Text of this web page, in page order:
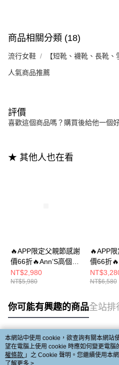
商品相關分類 (18)
流行女鞋 【短靴、襪靴、長靴、
人氣商品推薦
評價
喜歡這個商品嗎？購買後給他一個
★ 其他人也在看
🔥APP限定父親節感謝
價66折🔥Ann’S高個子
女孩-8孔綁帶飛織拼接
真皮牛皮平底短靴
NT$2,980
NT$5,980
🔥APP
價66折
女孩-側
帶頂級牛
NT$6,580
你可能有興趣的商品全站排
熱門標籤
本網站中使用 cookie，欲查詢有關本網站
望在電腦上使用 cookie 時應如何變更電腦
權條款 」之 Cookie 聲明。您繼續使用本
用條款之 Cookie 聲明使用 cookie。
了解更多 >